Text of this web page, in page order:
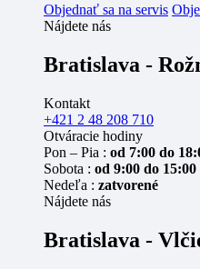
Objednať sa na servis
Nájdete nás
Bratislava -
Kontakt
+421 2 48 208 710
Otváracie hodiny
Pon – Pia : od 7:00 do
Sobota : od 9:00 do 15:00
Nedeľa : zatvorené
Nájdete nás
Bratislava -